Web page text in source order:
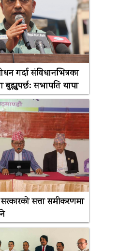
गर्दा संविधानभित्रका
सभापति थापा
सरकारको सत्ता समीकरणमा